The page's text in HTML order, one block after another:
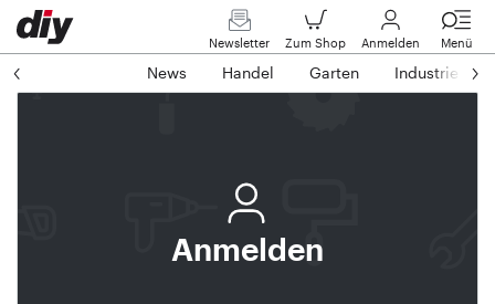
Newsletter Zum Shop Anmelden Menü
News Handel Garten Industrie
Anmelden